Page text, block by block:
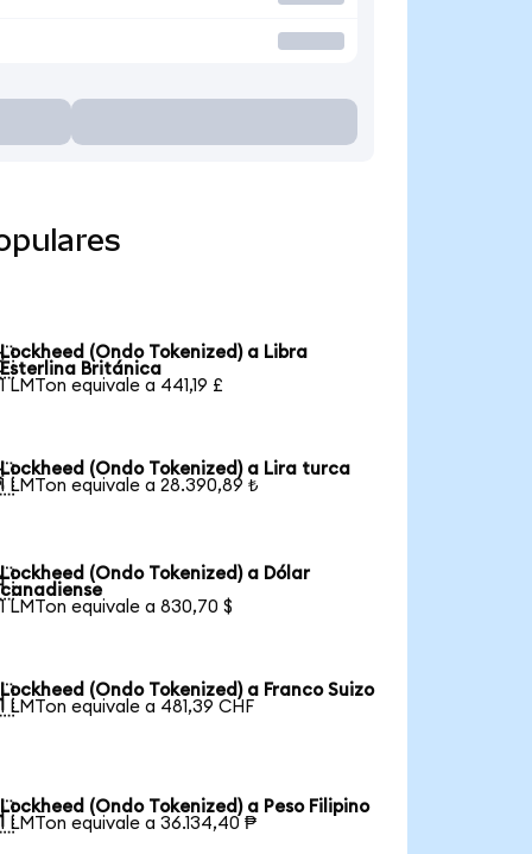
Lockheed (Ondo Tokenized) a Libra
Esterlina Británica
1 LMTon equivale a 441,19 £
Lockheed (Ondo Tokenized) a Lira turca
1 LMTon equivale a 28.390,89 ₺
Lockheed (Ondo Tokenized) a Dólar
canadiense
1 LMTon equivale a 830,70 $
Lockheed (Ondo Tokenized) a Franco Suizo
1 LMTon equivale a 481,39 CHF
Lockheed (Ondo Tokenized) a Peso Filipino
1 LMTon equivale a 36.134,40 ₱